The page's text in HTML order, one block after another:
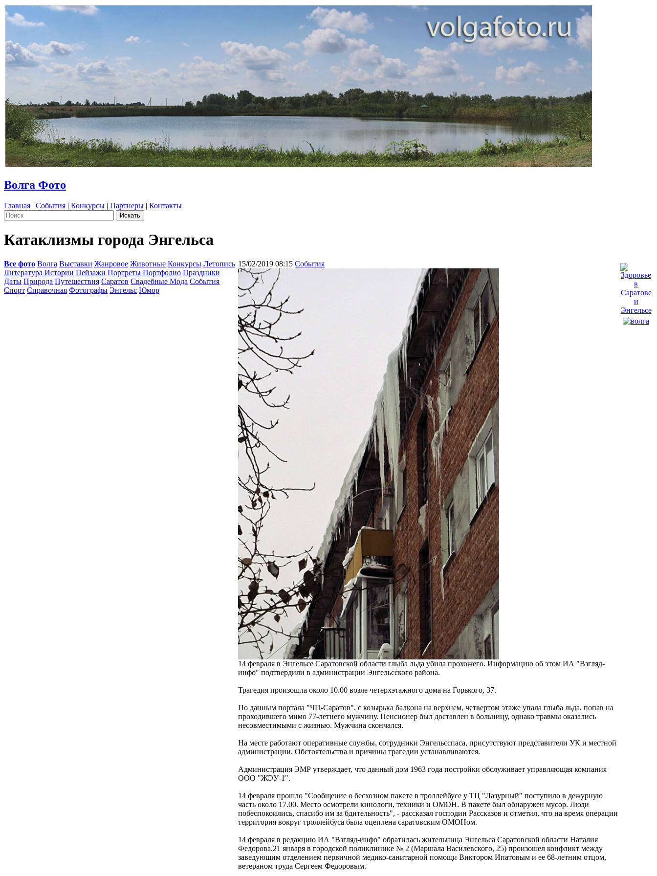
Волга Фото
Главная | События | Конкурсы | Партнеры | Контакты
Катаклизмы города Энгельса
Все фото Волга Выставки Жанровое Животные Конкурсы Летопись
Литература Истории Пейзажи Портреты Портфолио Праздники
Даты Природа Путешествия Саратов Свадебные Мода События
Спорт Справочная Фотографы Энгельс Юмор
15/02/2019 08:15 События
14 февраля в Энгельсе Саратовской области глыба льда убила прохожего. Информацию об этом ИА "Взгляд-
инфо" подтвердили в администрации Энгельсского района.
Трагедия произошла около 10.00 возле четерхэтажного дома на Горького, 37.
По данным портала "ЧП-Саратов", с козырька балкона на верхнем, четвертом этаже упала глыба льда, попав на
проходившего мимо 77-летнего мужчину. Пенсионер был доставлен в больницу, однако травмы оказались
несовместимыми с жизнью. Мужчина скончался.
На месте работают оперативные службы, сотрудники Энгельсспаса, присутствуют представители УК и местной
администрации. Обстоятельства и причины трагедии устанавливаются.
Администрация ЭМР утверждает, что данный дом 1963 года постройки обслуживает управляющая компания
ООО "ЖЭУ-1".
14 февраля прошло "Сообщение о бесхозном пакете в троллейбусе у ТЦ "Лазурный" поступило в дежурную
часть около 17.00. Место осмотрели кинологи, техники и ОМОН. В пакете был обнаружен мусор. Люди
побеспокоились, спасибо им за бдительность", - рассказал господин Рассказов и отметил, что на время операции
территория вокруг троллейбуса была оцеплена саратовским ОМОНом.
14 февраля в редакцию ИА "Взгляд-инфо" обратилась жительница Энгельса Саратовской области Наталия
Федорова.21 января в городской поликлинике № 2 (Маршала Василевского, 25) произошел конфликт между
заведующим отделением первичной медико-санитарной помощи Виктором Ипатовым и ее 68-летним отцом,
ветераном труда Сергеем Федоровым.